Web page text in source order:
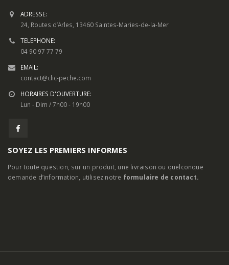
INFORMATIONS DE CONTACT
ADRESSE:
24, Routes d’Arles, 13460 Saintes-Maries-de-la-Mer
TELEPHONE:
04 90 97 77 79
EMAIL:
contact@clic-peche.com
HORAIRES D'OUVERTURE:
SOYEZ LES PREMIERS INFORMES
Pour toute question, sur un produit, une livraison ou quelconque